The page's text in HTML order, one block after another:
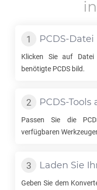
in
PCDS-Datei
Klicken Sie auf
benötigte PCDS bild.
PCDS-Tools
Passen Sie die
verfügbaren
Laden Sie
Geben Sie dem